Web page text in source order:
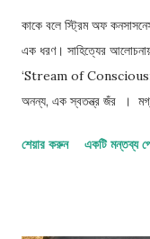
কাকে বলে স্ট্রিম অফ
এক ধরণ। সাহিত্যের
‘Stream of
অনন্য, এক স্বতন্ত্র জঁর ।
নিজেদের লেখনীতে কিছু ঘটনা
শেয়ার করুন একটি মন্তব্য